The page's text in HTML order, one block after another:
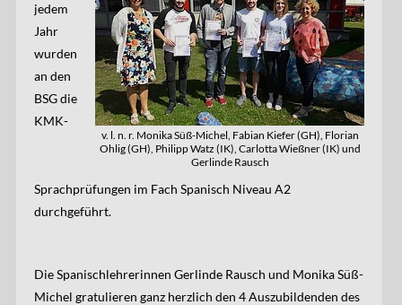
v. l. n. r. Monika Süß-Michel, Fabian Kiefer (GH), Florian
Ohlig (GH), Philipp Watz (IK), Carlotta Wießner (IK) und
Gerlinde Rausch
jedem
Jahr
wurden
an den
BSG die
KMK-
Sprachprüfungen im Fach Spanisch Niveau A2
durchgeführt.
Die Spanischlehrerinnen Gerlinde Rausch und Monika Süß-
Michel gratulieren ganz herzlich den 4 Auszubildenden des